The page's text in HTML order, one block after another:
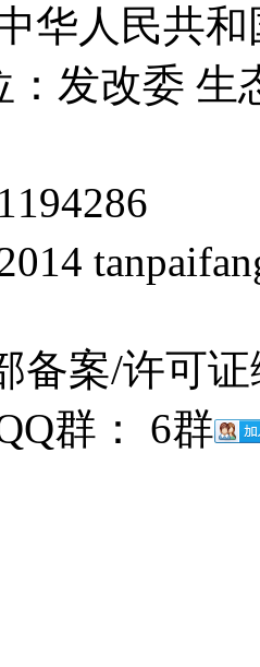
华人民共
发改委 生
备案/许可
群： 6群